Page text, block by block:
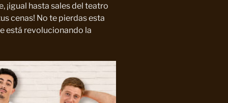
¡igual hasta sales del teatro
cenas! No te pierdas esta
está revolucionando la